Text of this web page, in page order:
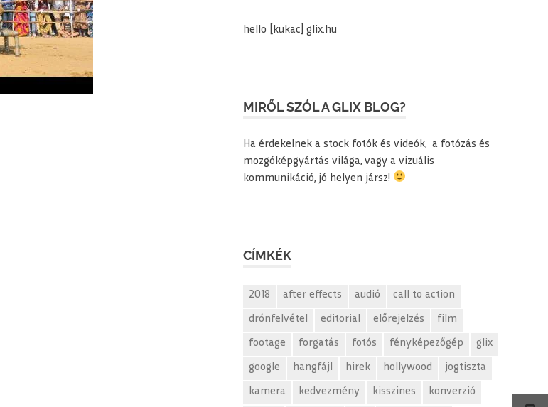
hello [kukac] glix.hu
MIRŐL SZÓL A GLIX BLOG?
Ha érdekelnek a stock fotók és videók, a fotózás és
mozgóképgyártás világa, vagy a vizuális
kommunikáció, jó helyen jársz!
CÍMKÉK
2018 after effects audió call to action
drónfelvétel editorial előrejelzés film
footage forgatás fotós fényképezőgép glix
google hangfájl hirek hollywood jogtiszta
kamera kedvezmény kisszines konverzió